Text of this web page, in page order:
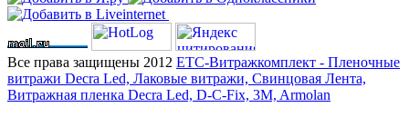
Все права защищены 2012 ЕТС-Витражкомплект - Пленочные
витражи Decra Led, Лаковые витражи, Свинцовая Лента,
Витражная пленка Decra Led, D-C-Fix, 3M, Armolan